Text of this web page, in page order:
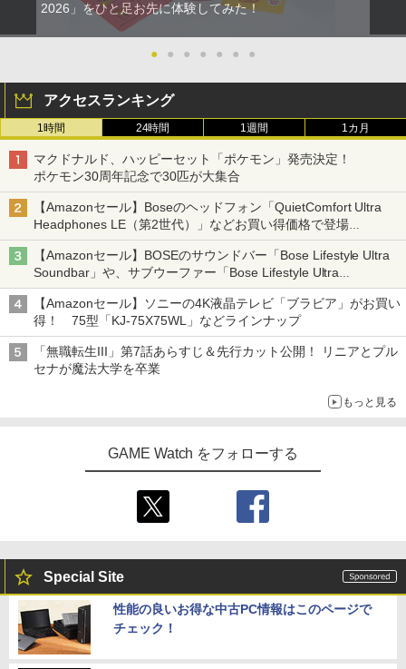
2026」をひと足お先に体験してみた！
● ● ● ● ● ● ●
アクセスランキング
1時間 24時間 1週間 1カ月
マクドナルド、ハッピーセット「ポケモン」発売決定！
ポケモン30周年記念で30匹が大集合
【Amazonセール】Boseのヘッドフォン「QuietComfort Ultra
Headphones LE（第2世代）」などお買い得価格で登場
イマーシブオーディオで臨場感ある音楽体験が楽しめる
【Amazonセール】BOSEのサウンドバー「Bose Lifestyle Ultra
Soundbar」や、サブウーファー「Bose Lifestyle Ultra
Subwoofer」などお買い得！
【Amazonセール】ソニーの4K液晶テレビ「ブラビア」がお買い
得！ 75型「KJ-75X75WL」などラインナップ
「無職転生III」第7話あらすじ＆先行カット公開！ リニアとプル
セナが魔法大学を卒業
もっと見る
GAME Watch をフォローする
Special Site
性能の良いお得な中古PC情報はこのページで
チェック！